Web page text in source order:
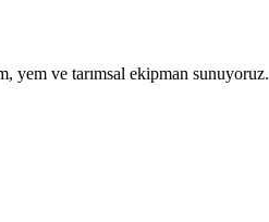
yem ve tarımsal ekipman sunuyoruz.